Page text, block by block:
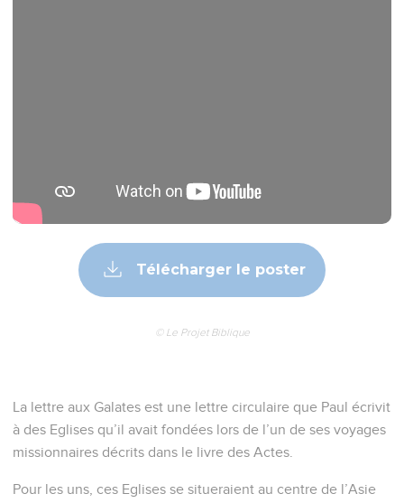
Télécharger le poster
© Le Projet Biblique
La lettre aux Galates est une lettre circulaire que Paul écrivit
à des Eglises qu’il avait fondées lors de l’un de ses voyages
missionnaires décrits dans le livre des Actes.
Pour les uns, ces Eglises se situeraient au centre de l’Asie